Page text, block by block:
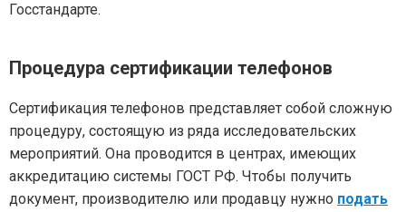
Госстандарте.
Процедура сертификации телефонов
Сертификация телефонов представляет собой сложную
процедуру, состоящую из ряда исследовательских
мероприятий. Она проводится в центрах, имеющих
аккредитацию системы ГОСТ РФ. Чтобы получить
документ, производителю или продавцу нужно подать